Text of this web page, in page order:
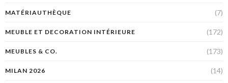
MATÉRIAUTHÈQUE (7)
MEUBLE ET DECORATION INTÉRIEURE (172)
MEUBLES & CO. (173)
MILAN 2026 (14)